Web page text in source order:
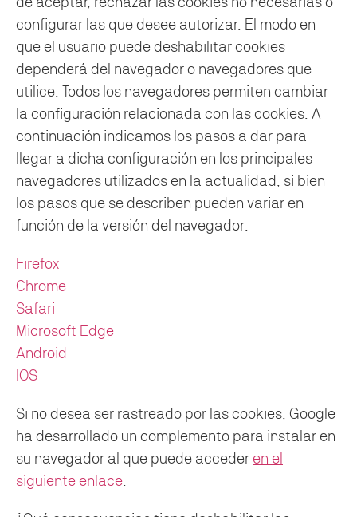
configurar las que desee autorizar. El modo en
que el usuario puede deshabilitar cookies
dependerá del navegador o navegadores que
utilice. Todos los navegadores permiten cambiar
la configuración relacionada con las cookies. A
continuación indicamos los pasos a dar para
llegar a dicha configuración en los principales
navegadores utilizados en la actualidad, si bien
los pasos que se describen pueden variar en
función de la versión del navegador:
Firefox
Chrome
Safari
Microsoft Edge
Android
IOS
Si no desea ser rastreado por las cookies, Google
ha desarrollado un complemento para instalar en
su navegador al que puede accederen el
siguiente enlace